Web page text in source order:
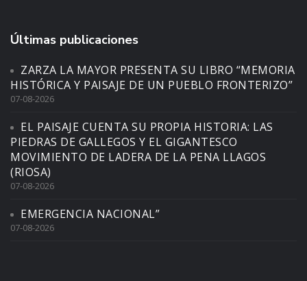
Últimas publicaciones
ZARZA LA MAYOR PRESENTA SU LIBRO “MEMORIA
HISTÓRICA Y PAISAJE DE UN PUEBLO FRONTERIZO”
07-08-2026
EL PAISAJE CUENTA SU PROPIA HISTORIA: LAS
PIEDRAS DE GALLEGOS Y EL GIGANTESCO
MOVIMIENTO DE LADERA DE LA PENA LLAGOS
(RIOSA)
07-08-2026
EMERGENCIA NACIONAL”
07-08-2026